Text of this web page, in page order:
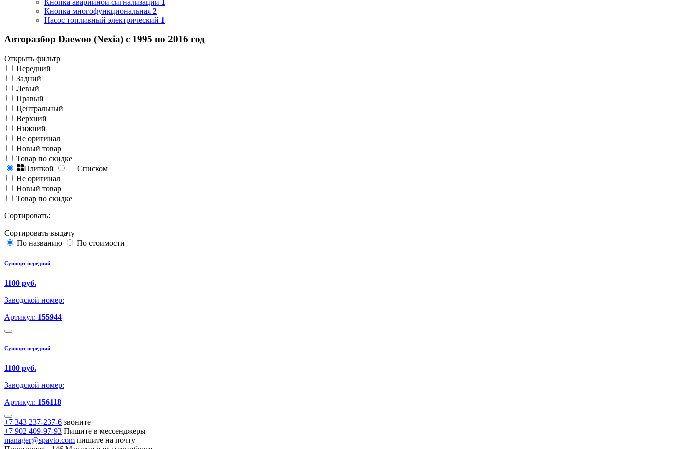
Кнопка многофункциональная 2
Насос топливный электрический 1
Авторазбор Daewoo (Nexia) с 1995 по 2016 год
Открыть фильтр
Передний
Задний
Левый
Правый
Центральный
Верхний
Нижний
Не оригинал
Новый товар
Товар по скидке
Плиткой
Списком
Не оригинал
Новый товар
Товар по скидке
Сортировать:
Сортировать выдачу
По названию
По стоимости
Суппорт передний
1100 руб.
Заводской номер:
Артикул: 155944
Суппорт передний
1100 руб.
Заводской номер:
Артикул: 156118
+7 343 237-237-6 звоните
+7 902 409-97-93 Пишите в мессенджеры
manager@spavto.com пишите на почту